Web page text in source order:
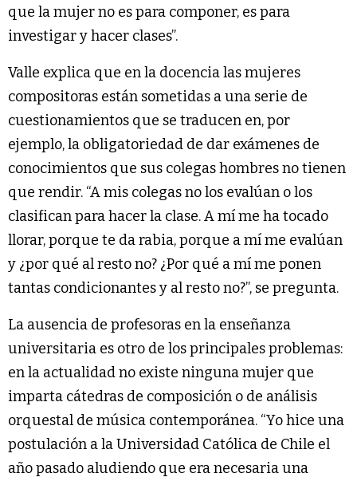
que la mujer no es para componer, es para
investigar y hacer clases”.
Valle explica que en la docencia las mujeres
compositoras están sometidas a una serie de
cuestionamientos que se traducen en, por
ejemplo, la obligatoriedad de dar exámenes de
conocimientos que sus colegas hombres no tienen
que rendir. “A mis colegas no los evalúan o los
clasifican para hacer la clase. A mí me ha tocado
llorar, porque te da rabia, porque a mí me evalúan
y ¿por qué al resto no? ¿Por qué a mí me ponen
tantas condicionantes y al resto no?”, se pregunta.
La ausencia de profesoras en la enseñanza
universitaria es otro de los principales problemas:
en la actualidad no existe ninguna mujer que
imparta cátedras de composición o de análisis
orquestal de música contemporánea. “Yo hice una
postulación a la Universidad Católica de Chile el
año pasado aludiendo que era necesaria una